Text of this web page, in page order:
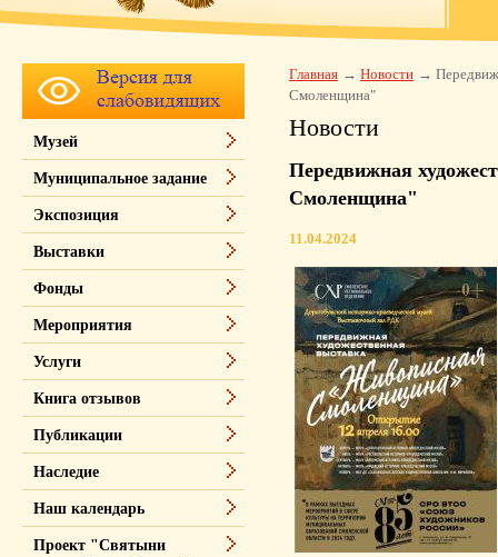
Главная Новости
Смоленщина"
Новости
Передвижная
Смоленщина"
11.04.2024
Музей
Муниципальное задание
Экспозиция
Выставки
Фонды
Мероприятия
Услуги
Книга отзывов
Публикации
Наследие
Наш календарь
Проект "Святыни